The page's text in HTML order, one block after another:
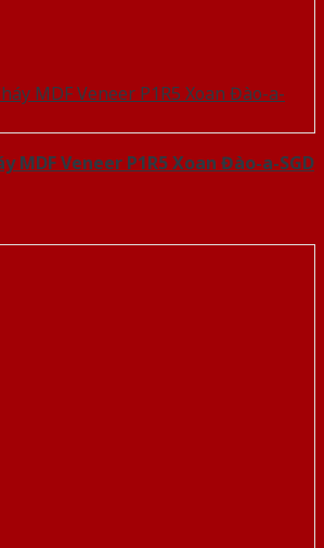
MDF Veneer P1R5 Xoan Đào-a-SGD